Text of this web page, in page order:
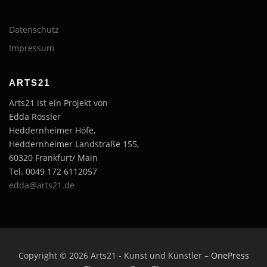
Datenschutz
Impressum
ARTS21
Arts21 ist ein Projekt von
Edda Rössler
Heddernheimer Höfe,
Heddernheimer Landstraße 155,
60320 Frankfurt/ Main
Tel. 0049 172 6112057
edda@arts21.de
Copyright © 2026 Arts21 - Kunst und Künstler – OnePress